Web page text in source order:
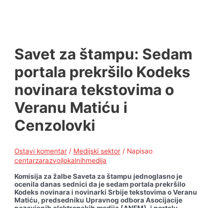
Savet za štampu: Sedam
portala prekršilo Kodeks
novinara tekstovima o
Veranu Matiću i
Cenzolovki
Ostavi komentar / Medijski sektor / Napisao
centarzarazvojlokalnihmedija
Komisija za žalbe Saveta za štampu jednoglasno je
ocenila danas sednici da je sedam portala prekršilo
Kodeks novinara i novinarki Srbije tekstovima o Veranu
Matiću, predsedniku Upravnog odbora Asocijacije